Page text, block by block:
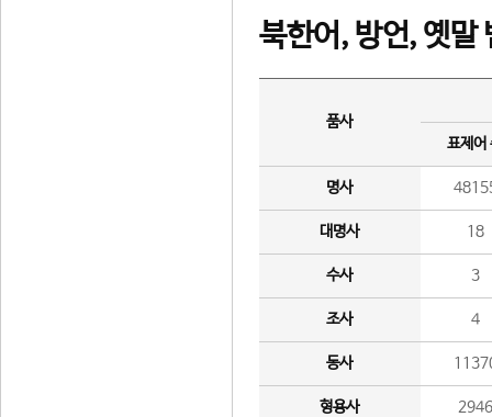
북한어, 방언, 옛말
품사
표제어
명사
대명사 18
수사 3
조사 4
동사
형용사 2946